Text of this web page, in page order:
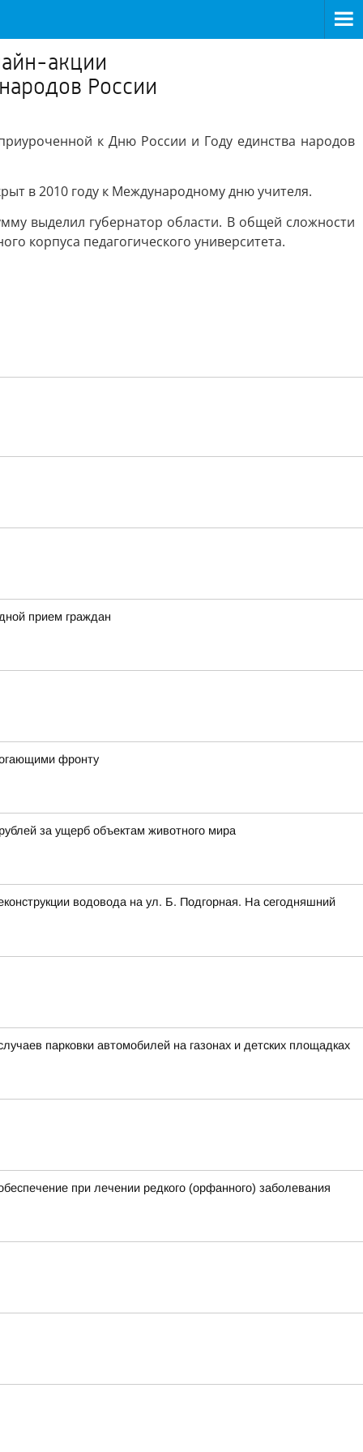
акции
России
к Дню России и Году единства народов
в 2010 году к Международному дню учителя.
выделил губернатор области. В общей сложности
корпуса педагогического университета.
прием граждан
фронту
за ущерб объектам животного мира
водовода на ул. Б. Подгорная. На сегодняшний
парковки автомобилей на газонах и детских площадках
при лечении редкого (орфанного) заболевания